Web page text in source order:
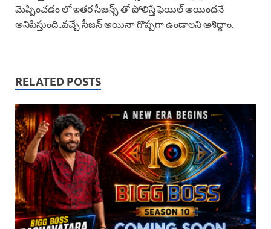
మెప్పించడం లో ఇతర సీజన్స్ తో పోలిస్తే ఫెయిల్ అయిందనే
అనిపిస్తుంది..వచ్చే సీజన్ అయినా గొప్పగా ఉండాలని ఆశిద్దాం.
RELATED POSTS